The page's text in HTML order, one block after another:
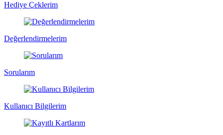
Hediye Çeklerim
Değerlendirmelerim
Sorularım
Kullanıcı Bilgilerim